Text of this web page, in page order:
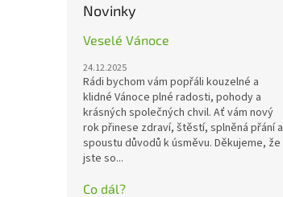
Novinky
Veselé Vánoce
24.12.2025
Rádi bychom vám popřáli kouzelné a
klidné Vánoce plné radosti, pohody a
krásných společných chvil. Ať vám nový
rok přinese zdraví, štěstí, splněná přání a
spoustu důvodů k úsměvu. Děkujeme, že
jste so...
Co dál?